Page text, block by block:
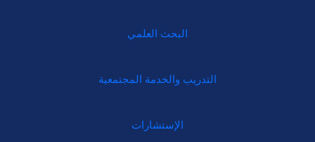
البحث العلمي
التدريب والخدمة المجتمعية
الإستشارات